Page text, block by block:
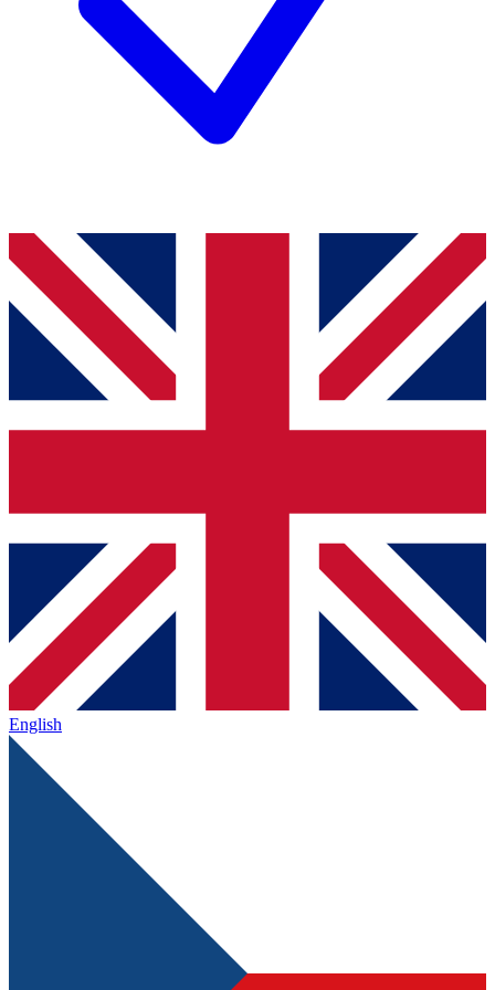
English